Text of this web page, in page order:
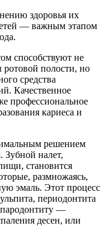
здоровья их
— важным этапом
способствуют не
ротовой полости, но
средства
Качественное
профессиональное
кариеса и
решением
Зубной налет,
становится
размножаясь,
эмаль. Этот процесс
периодонтита
—
десен, или